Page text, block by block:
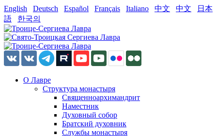
English Deutsch Español Français Italiano 中文 中文
日本
語
한국의
О Лавре
Структура монастыря
Священноархимандрит
Наместник
Духовный собор
Братский духовник
Службы монастыря